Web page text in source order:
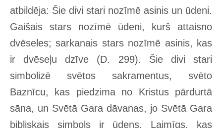
atbildēja: Šie divi stari nozīmē asinis un ūdeni.
Gaišais stars nozīmē ūdeni, kurš attaisno
dvēseles; sarkanais stars nozīmē asinis, kas
ir dvēseļu dzīve (D. 299). Šie divi stari
simbolizē svētos sakramentus, svēto
Baznīcu, kas piedzima no Kristus pārdurtā
sāna, un Svētā Gara dāvanas, jo Svētā Gara
bibliskais simbols ir ūdens. Laimīgs, kas